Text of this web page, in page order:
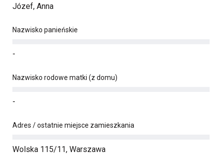
Józef, Anna
Nazwisko panieńskie
-
Nazwisko rodowe matki (z domu)
-
Adres / ostatnie miejsce zamieszkania
Wolska 115/11, Warszawa